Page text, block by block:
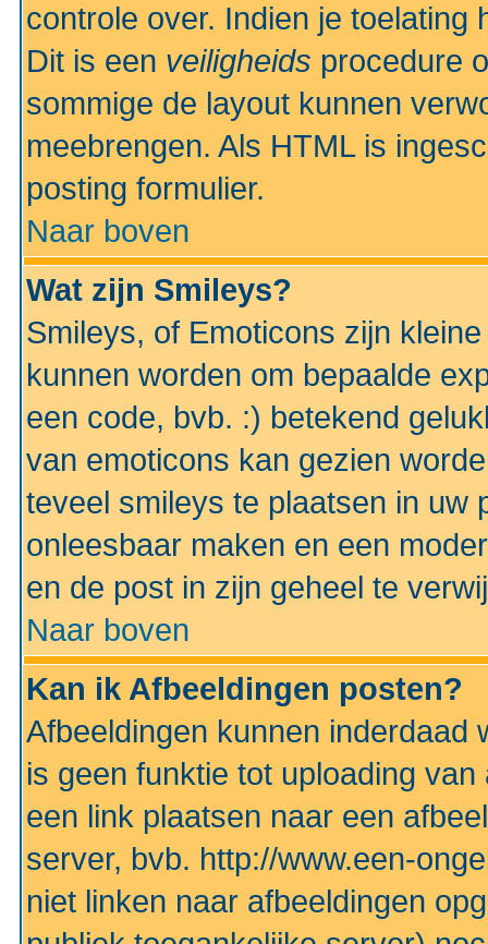
controle over. Indien je
Dit is een veiligheids procedure
sommige de layout kunnen
meebrengen. Als HTML is
posting formulier.
Naar boven
Wat zijn Smileys?
Smileys, of Emoticons zijn
kunnen worden om bepaalde
een code, bvb. :) betekend
van emoticons kan gezien
teveel smileys te plaatsen in uw
onleesbaar maken en een
en de post in zijn geheel te
Naar boven
Kan ik Afbeeldingen posten?
Afbeeldingen kunnen inderdaad
is geen funktie tot uploading
een link plaatsen naar een
server, bvb. http://www.een-
niet linken naar afbeeldingen